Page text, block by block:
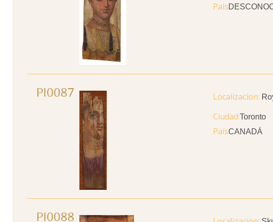
País
PI0087
CiudadToronto
PaísCANADÁ
PI0088